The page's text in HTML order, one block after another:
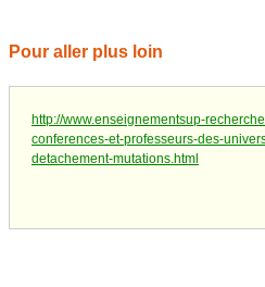
Pour aller plus loin
http://www.enseignementsup-
conferences-et-professeurs-des-
detachement-mutations.html